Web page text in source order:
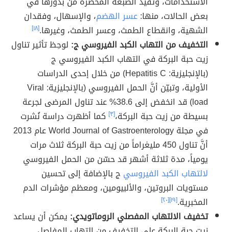
بعض الحالات، منها:عسر الهضم، والإسهال، وفقدان
الشهية، وانقطاع الطمث، وعسر الطمث، وغيرها.[١٨]
التخفيف من التهاب الكبد الفيروسي ج: لوحِظ تأثير تناول
زيت حبة البركة في التهاب الكبد الفيروسي ج
(بالإنجليزية: Hepatitis C) من خلال إحدى الدراسات
الأولية، وتبيّن أنَّ الحمل الفيروسي (بالإنجليزية: Viral
load) قد انخفض إلى 38.6% عند تناول المرضى لجرعة
بسيطة من زيت حبة البركة،[٣] كما أظهرت دراسة نُشرت
في مجلة World Journal of Gastroenterology عام 2013
أنَّ تناول 450 مليغراماً من زيت حبة البركة ثلاث مرات
يومياً، مدة ثلاثة أشهر قد حسّن من الحمل الفيروسي
لالتهاب الكبد الفيروسي ج بالإضافة إلى تحسين
مستويات البروتين، والألبيومين، ومعظم مؤشرات الدم
المخبرية.[١٩] [٢٠]
تخفيف الالتهاب المفصلي الروماتويدي: يمكن أن يساعد